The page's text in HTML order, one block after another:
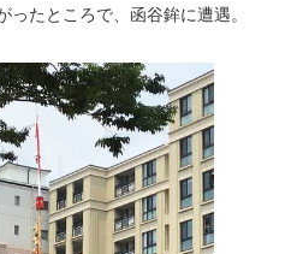
たところで、函谷鉾に遭遇。